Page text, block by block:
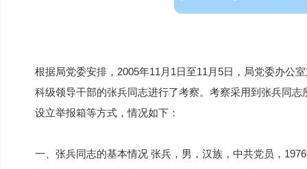
根据局党委安排，2005年11月1日至11月5日，局党委办公
科级领导干部的张兵同志进行了考察。考察采用到张兵同
设立举报箱等方式，情况如下：
一、张兵同志的基本情况 张兵，男，汉族，中共党员，